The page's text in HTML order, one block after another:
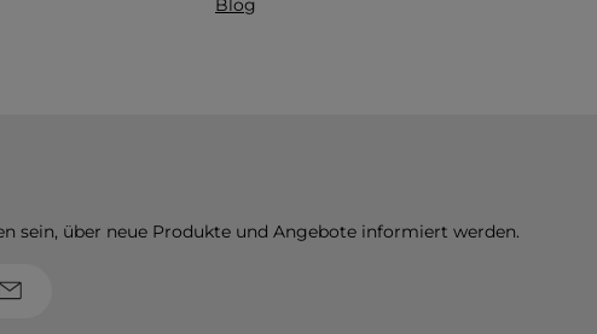
stufenweise
einen
Blog
sein, über neue Produkte und Angebote informiert werden.